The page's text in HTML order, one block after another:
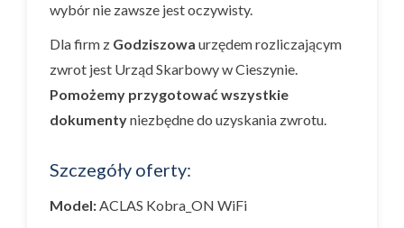
wybór nie zawsze jest oczywisty.
Dla firm z Godziszowa urzędem rozliczającym
zwrot jest Urząd Skarbowy w Cieszynie.
Pomożemy przygotować wszystkie
dokumentyniezbędne do uzyskania zwrotu.
Szczegóły oferty:
Model:ACLAS Kobra_ON WiFi